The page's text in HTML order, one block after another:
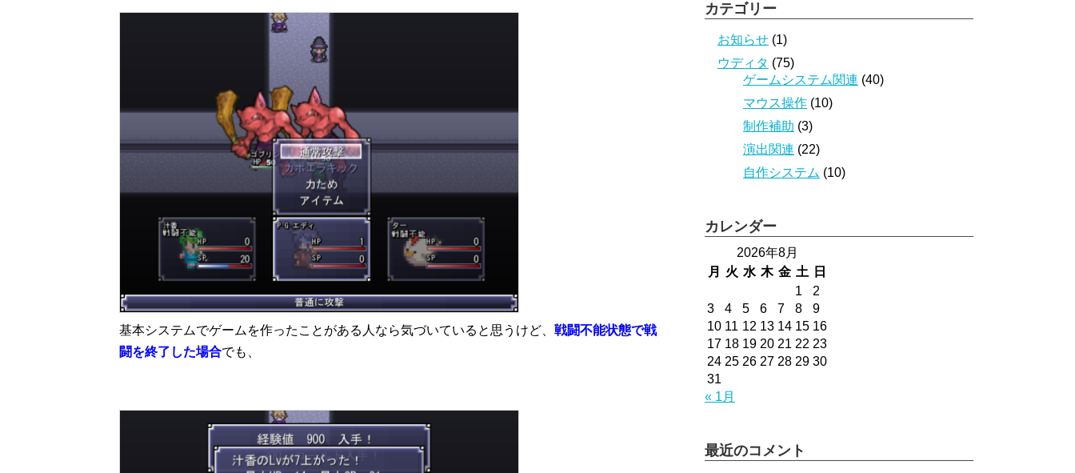
基本システムでゲームを作ったことがある人なら気づいていると思うけど、 戦闘不能状態で戦
闘を終了した場合でも、
カテゴリー
お知らせ (1)
ウディタ (75)
ゲームシステム関連 (40)
マウス操作 (10)
制作補助 (3)
演出関連 (22)
自作システム (10)
カレンダー
2026年8月
月
火 水 木 金 土
日
1
2
3
4 5 6 7 8
9
10 11 12 13 14 15 16
17 18 19 20 21 22 23
24 25 26 27 28 29 30
31
« 1月
最近のコメント